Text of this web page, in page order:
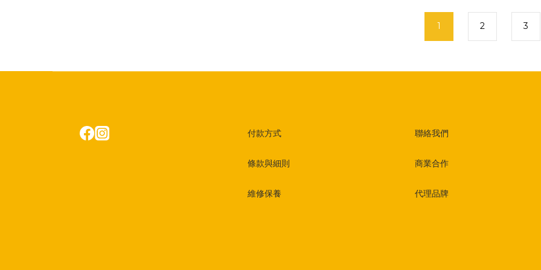
1 2 3
付款方式
條款與細則
維修保養
聯絡我們
商業合作
代理品牌